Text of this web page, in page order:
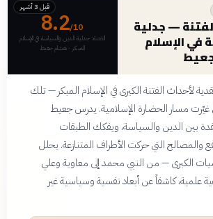
— جدلية
في الإسلام
قبل 3 أشهر
8.2/10
الفتنة: جدلية الدين والسياسة في الإسلام
المبكر · هشام جعيط
لأحداث الفتنة الكبرى في الإسلام المبكر — تلك
غيّرت مسار الحضارة الإسلامية. يدرس جعيط
بين الدين والسياسة، ويفكك الطبقات
والمصالح التي حركت الأطراف المتنازعة. يحلل
الكبرى — من النبي محمد إلى معاوية وعلي
كاشفاً عن أبعاد نفسية وسياسية غير